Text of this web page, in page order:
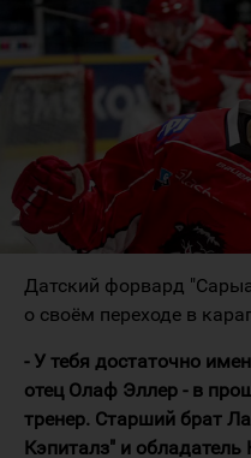
Датский форвард
о своём переходе в
- У тебя достаточно
отец Олаф Эллер - в
тренер. Старший брат
Кэпиталз" и